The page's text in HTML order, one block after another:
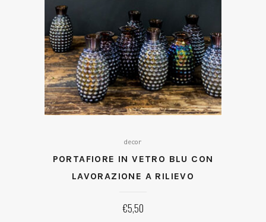
decor
PORTAFIORE IN VETRO BLU CON
LAVORAZIONE A RILIEVO
€5,50